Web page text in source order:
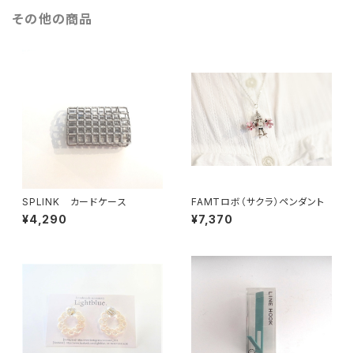
その他の商品
SPLINK カードケース
¥4,290
FAMTロボ（サクラ）ペンダント
¥7,370